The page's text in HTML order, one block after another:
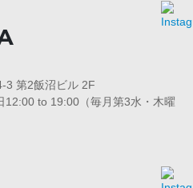
3 第2飯沼ビル 2F
to 19:00（毎月第3水・木曜